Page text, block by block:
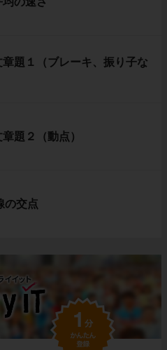
題１（ブレーキ、振り子な
題２（動点）
の交点